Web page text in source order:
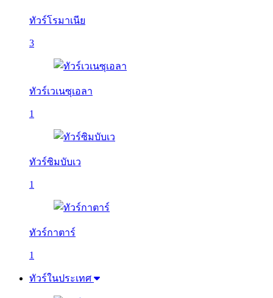
ทัวร์โรมาเนีย
3
ทัวร์เวเนซุเอลา
1
ทัวร์ซิมบับเว
1
ทัวร์กาตาร์
1
ทัวร์ในประเทศ